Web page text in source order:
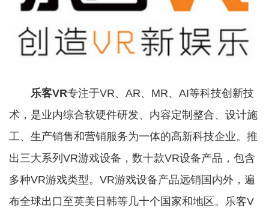
乐客VR专注于VR、AR、MR、AI等科技创新技
术，是业内综合软硬件研发、内容定制整合、设计施
工、生产销售和营销服务为一体的高新科技企业。推
出三大系列VR游戏设备，数十款VR设备产品，包含
多种VR游戏类型。VR游戏设备产品远销国内外，遍
布全球出口至英美日韩等几十个国家和地区。乐客V